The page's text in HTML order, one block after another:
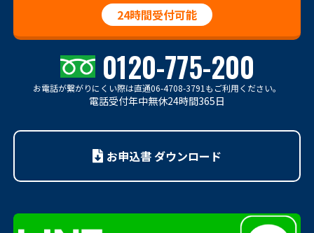
24時間受付可能
0120-775-200
お電話が繋がりにくい際は直通06-4708-3791もご利用ください。
電話受付年中無休24時間365日
お申込書 ダウンロード